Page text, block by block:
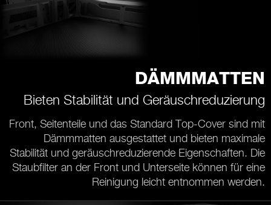
DÄMMMATTEN
Bieten Stabilität und Geräuschreduzierung
Front, Seitenteile und das Standard Top-Cover sind mit
Dämmmatten ausgestattet und bieten maximale
Stabilität und geräuschreduzierende Eigenschaften. Die
Staubfilter an der Front und Unterseite können für eine
Reinigung leicht entnommen werden.